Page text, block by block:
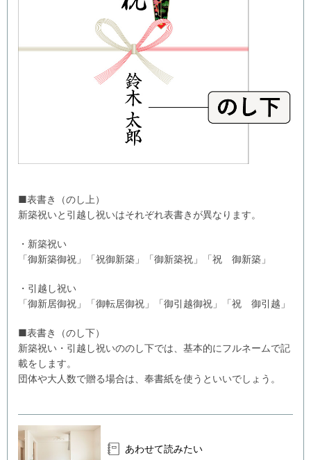
■表書き（のし上）
新築祝いと引越し祝いはそれぞれ表書きが異なります。
・新築祝い
「御新築御祝」「祝御新築」「御新築祝」「祝 御新築」
・引越し祝い
「御新居御祝」「御転居御祝」「御引越御祝」「祝 御引越」
■表書き（のし下）
新築祝い・引越し祝いののし下では、基本的にフルネームで記
載をします。
団体や大人数で贈る場合は、奉書紙を使うといいでしょう。
あわせて読みたい